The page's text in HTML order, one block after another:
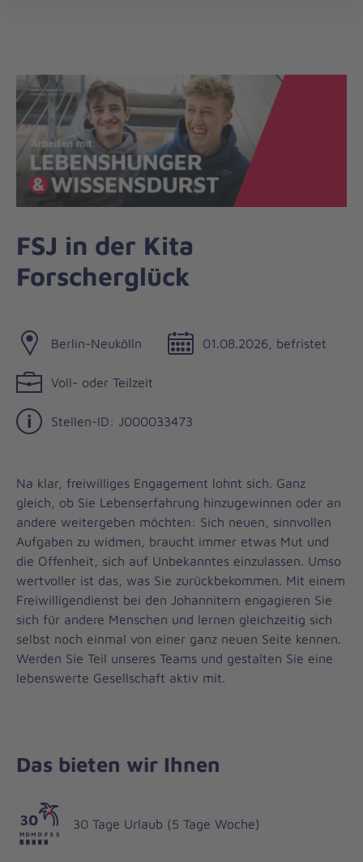
FSJ in der Kita
Forscherglück
Berlin-Neukölln 01.08.2026, befristet
Voll- oder Teilzeit
Stellen-ID: J000033473
Na klar, freiwilliges Engagement lohnt sich. Ganz
gleich, ob Sie Lebenserfahrung hinzugewinnen oder an
andere weitergeben möchten: Sich neuen, sinnvollen
Aufgaben zu widmen, braucht immer etwas Mut und
die Offenheit, sich auf Unbekanntes einzulassen. Umso
wertvoller ist das, was Sie zurückbekommen. Mit einem
Freiwilligendienst bei den Johannitern engagieren Sie
sich für andere Menschen und lernen gleichzeitig sich
selbst noch einmal von einer ganz neuen Seite kennen.
Werden Sie Teil unseres Teams und gestalten Sie eine
lebenswerte Gesellschaft aktiv mit.
Das bieten wir Ihnen
30 Tage Urlaub (5 Tage Woche)